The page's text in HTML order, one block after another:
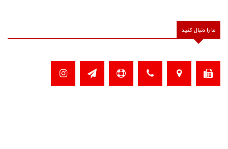
ما را دنبال کنید